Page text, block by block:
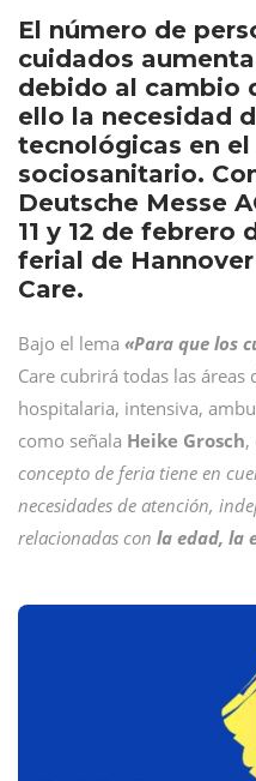
El número de
cuidados
debido al cambio
ello la necesidad
tecnológicas en
sociosanitario.
Deutsche Messe
11 y 12 de febrero
ferial de
Care.
Bajo el lema «Para que los
Care cubrirá todas las
hospitalaria, intensiva,
como señala Heike Grosch,
concepto de feria tiene en
necesidades de atención,
relacionadas con la edad, la